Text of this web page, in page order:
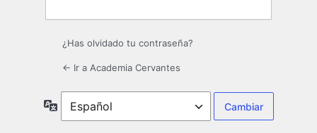
¿Has olvidado tu contraseña?
← Ir a Academia Cervantes
Idioma